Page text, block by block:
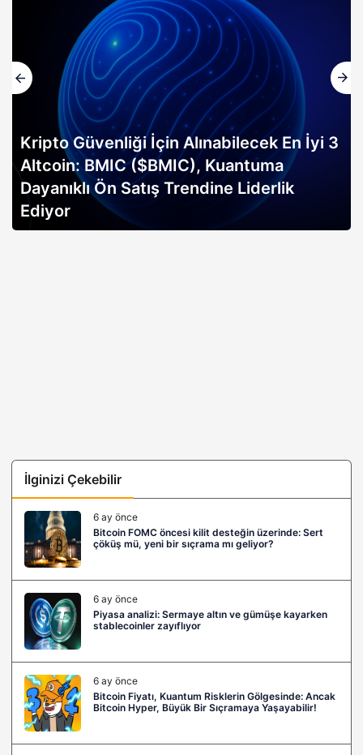
İçin Alınabilecek En İyi 3
Kuantuma
Trendine Liderlik
Altın rallisi,
erken sinyali
açıklıyor…
İlginizi Çekebilir
6 ay önce
Bitcoin FOMC öncesi kilit desteğin üzerinde: Sert
çöküş mü, yeni bir sıçrama mı geliyor?
6 ay önce
Piyasa analizi: Sermaye altın ve gümüşe kayarken
stablecoinler zayıflıyor
6 ay önce
Bitcoin Fiyatı, Kuantum Risklerin Gölgesinde: Ancak
Bitcoin Hyper, Büyük Bir Sıçramaya Yaşayabilir!